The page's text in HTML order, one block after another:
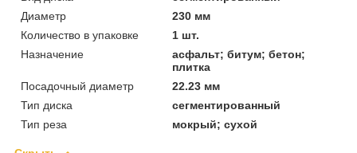
Диаметр
230 мм
Количество в упаковке
1 шт.
Назначение
асфальт; битум; бетон;
плитка
Посадочный диаметр
22.23 мм
Тип диска
сегментированный
Тип реза
мокрый; сухой